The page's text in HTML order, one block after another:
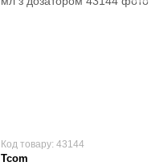
Код товару: 43144
Tcom